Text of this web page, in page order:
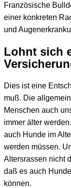
Französische
einer konkreten
und
Lohnt sich
Dies ist eine
muß. Die
Menschen auch
immer älter
auch Hunde im
werden müssen.
Altersrassen nicht
daß es auch
können.